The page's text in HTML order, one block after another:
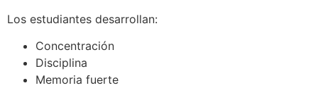
Los estudiantes desarrollan:
Concentración
Disciplina
Memoria fuerte